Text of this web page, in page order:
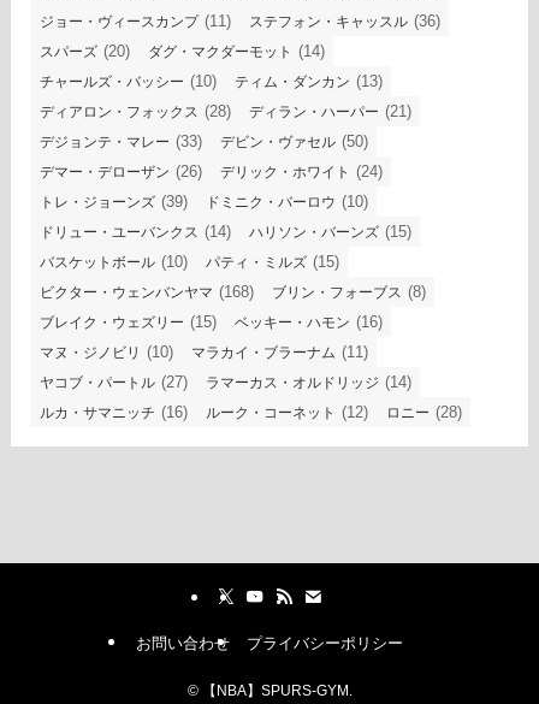
ジョー・ヴィースカンプ(11) ステフォン・キャッスル (36)
スパーズ (20) ダグ・マクダーモット (14)
チャールズ・バッシー (10) ティム・ダンカン (13)
ディアロン・フォックス (28) ディラン・ハーパー (21)
デジョンテ・マレー (33) デビン・ヴァセル (50)
デマー・デローザン (26) デリック・ホワイト (24)
トレ・ジョーンズ (39) ドミニク・バーロウ (10)
ドリュー・ユーバンクス (14) ハリソン・バーンズ (15)
バスケットボール (10) パティ・ミルズ (15)
ビクター・ウェンバンヤマ (168) ブリン・フォーブス (8)
ブレイク・ウェズリー (15) ベッキー・ハモン (16)
マヌ・ジノビリ (10) マラカイ・ブラーナム (11)
ヤコブ・パートル (27) ラマーカス・オルドリッジ (14)
ルカ・サマニッチ (16) ルーク・コーネット (12) ロニー (28)
お問い合わせ プライバシーポリシー
©【NBA】SPURS-GYM.